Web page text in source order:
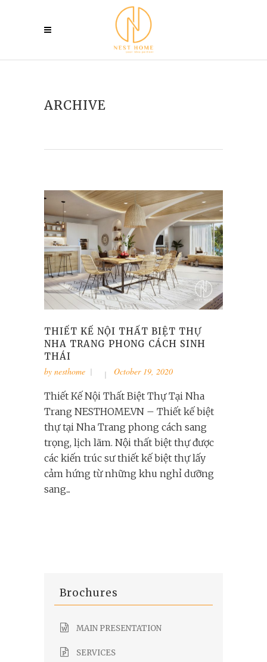
ARCHIVE
THIẾT KẾ NỘI THẤT BIỆT THỰ
NHA TRANG PHONG CÁCH SINH
THÁI
by nesthome October 19, 2020
Thiết Kế Nội Thất Biệt Thự Tại Nha
Trang NESTHOME.VN – Thiết kế biệt
thự tại Nha Trang phong cách sang
trọng, lịch lãm. Nội thất biệt thự được
các kiến trúc sư thiết kế biệt thự lấy
cảm hứng từ những khu nghỉ dưỡng
sang...
Brochures
MAIN PRESENTATION
SERVICES